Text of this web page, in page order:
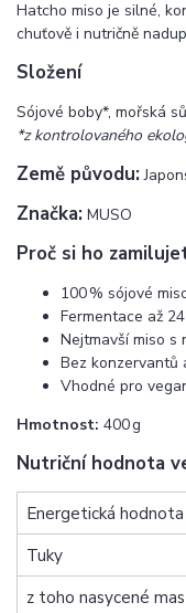
Hatcho miso je silné,
chuťově i nutričně
Složení
Sójové boby*, mořská
*z kontrolovaného
Země původu:
Značka: MUSO
Proč si ho
100 % sójové
Fermentace až
Nejtmavší miso s
Bez konzervantů
Vhodné pro
Hmotnost: 400 g
Nutriční hodnota
Energetická hodnota
Tuky
z toho nasycené